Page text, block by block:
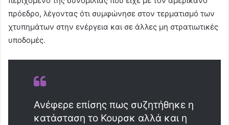
πρόεδρο, λέγοντας ότι συμφώνησε στον τερματισμό των
χτυπημάτων στην ενέργεια και σε άλλες μη στρατιωτικές
υποδομές.
Ανέφερε επίσης πως συζητήθηκε η
κατάσταση το Κουρσκ αλλά και η